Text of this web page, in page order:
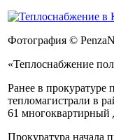
Фотография ©
«Теплоснабжение
Ранее в прокуратуре
тепломагистрали в
61 многоквартирный
Прокуратура начала